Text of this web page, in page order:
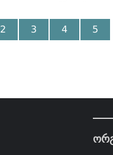
2 3 4 5